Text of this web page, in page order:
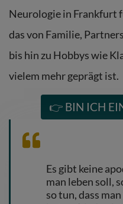
Neurologie in Frankfurt
das von Familie,
bis hin zu Hobbys wie
vielem mehr geprägt ist.
👉 BIN ICH
Es gibt keine
man leben soll,
so tun, dass